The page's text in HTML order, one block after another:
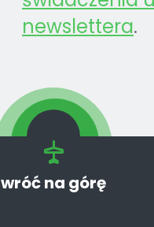
newslettera.
wróć na górę